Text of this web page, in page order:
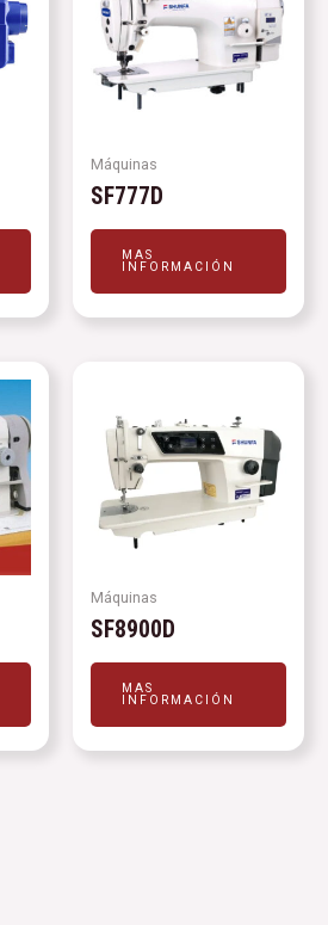
Máquinas
SF777D
MAS
INFORMACIÓN
Máquinas
SF8900D
MAS
INFORMACIÓN